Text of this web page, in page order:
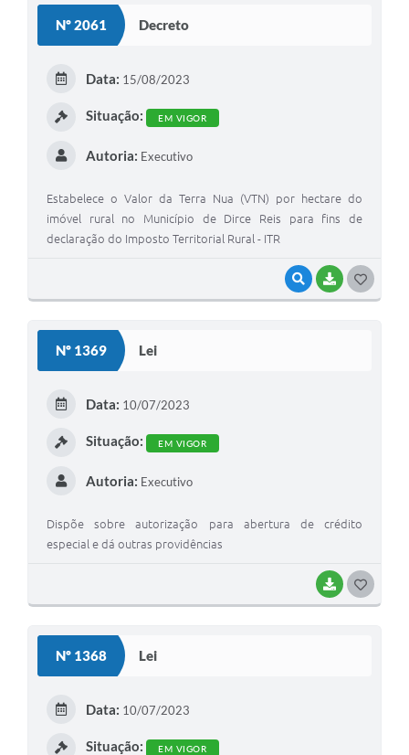
Nº 2061 Decreto
VISUALIZAR
BAIXAR
Data: 15/08/2023
Situação: EM VIGOR
Autoria: Executivo
Estabelece o Valor da Terra Nua (VTN) por hectare do
imóvel rural no Município de Dirce Reis para fins de
declaração do Imposto Territorial Rural - ITR
Nº 1369 Lei
BAIXAR
Data: 10/07/2023
Situação: EM VIGOR
Autoria: Executivo
Dispõe sobre autorização para abertura de crédito
especial e dá outras providências
Nº 1368 Lei
Data: 10/07/2023
Situação: EM VIGOR